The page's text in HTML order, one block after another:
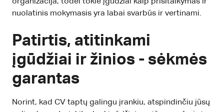
nuolatinis mokymasis yra labai svarbūs ir vertinami.
Patirtis, atitinkami
įgūdžiai ir žinios - sėkmės
garantas
Norint, kad CV taptų galingu įrankiu, atspindinčiu jūsų